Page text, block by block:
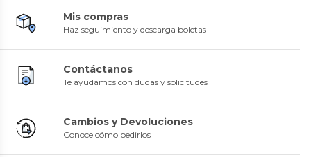
Mis compras
Haz seguimiento y descarga boletas
Contáctanos
Te ayudamos con dudas y solicitudes
Cambios y Devoluciones
Conoce cómo pedirlos